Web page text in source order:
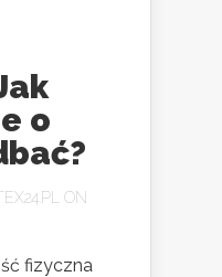
o
ON
fizyczna